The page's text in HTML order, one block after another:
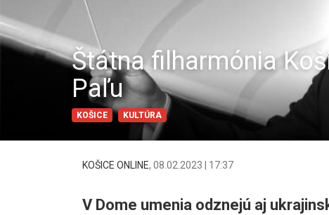
Štátna filharmónia
Paľu
KOŠICE KULTÚRA
KOŠICE ONLINE, 08.02.2023 | 17:37
V Dome umenia odznejú aj